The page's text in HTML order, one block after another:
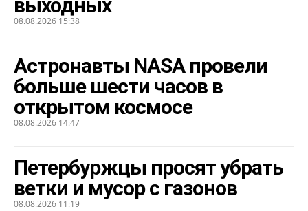
выходных
08.08.2026 15:38
Астронавты NASA провели
больше шести часов в
открытом космосе
08.08.2026 14:47
Петербуржцы просят убрать
ветки и мусор с газонов
08.08.2026 11:19